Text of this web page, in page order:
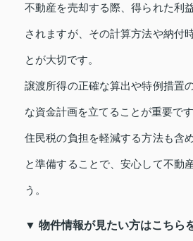
不動産を売却する際、得られた利
されますが、その計算方法や納付
とが大切です。
譲渡所得の正確な算出や特例措置
な資金計画を立てることが重要です
住民税の負担を軽減する方法も含
と準備することで、安心して不動
う。
▼ 物件情報が見たい方はこちら